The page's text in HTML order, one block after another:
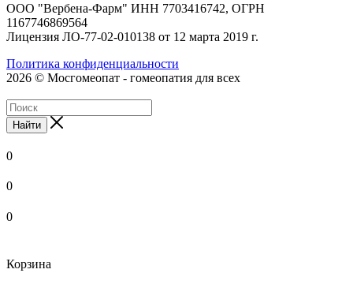
ООО "Вербена-Фарм" ИНН 7703416742, ОГРН
1167746869564
Лицензия ЛО-77-02-010138 от 12 марта 2019 г.
Политика конфиденциальности
2026 © Мосгомеопат - гомеопатия для всех
Найти
0
0
0
Корзина